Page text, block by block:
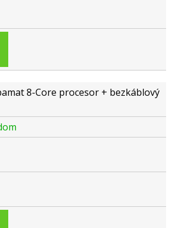
8-Core procesor + bezkáblový